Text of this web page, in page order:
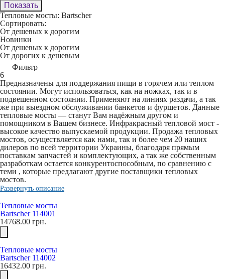
Показать
Тепловые мосты: Bartscher
Сортировать:
От дешевых к дорогим
Новинки
От дешевых к дорогим
От дорогих к дешевым
Фильтр
6
Предназначены для поддержания пищи в горячем или теплом
состоянии. Могут использоваться, как на ножках, так и в
подвешенном состоянии. Применяют на линиях раздачи, а так
же при выездном обслуживании банкетов и фуршетов. Данные
тепловые мосты — станут Вам надёжным другом и
помощником в Вашем бизнесе. Инфракрасный тепловой мост -
высокое качество выпускаемой продукции. Продажа тепловых
мостов, осуществляется как нами, так и более чем 20 наших
дилеров по всей территории Украины, благодаря прямым
поставкам запчастей и комплектующих, а так же собственным
разработкам остается конкурентоспособным, по сравнению с
теми , которые предлагают другие поставщики тепловых
мостов.
Развернуть описание
Тепловые мосты
Bartscher 114001
14768.00 грн.
Тепловые мосты
Bartscher 114002
16432.00 грн.